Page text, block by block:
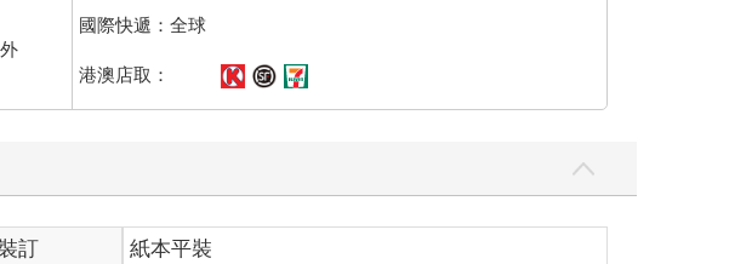
國際快遞：全球
港澳店取：
裝訂
紙本平裝